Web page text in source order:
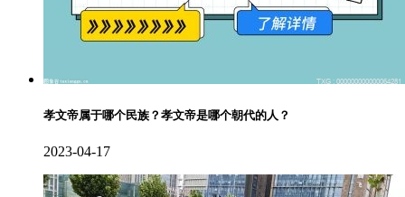
孝文帝属于哪个民族？孝文帝是哪个朝代的人？
2023-04-17